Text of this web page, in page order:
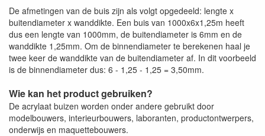
De afmetingen van de buis zijn als volgt opgedeeld: lengte x
buitendiameter x wanddikte. Een buis van 1000x6x1,25m heeft
dus een lengte van 1000mm, de buitendiameter is 6mm en de
wanddikte 1,25mm. Om de binnendiameter te berekenen haal je
twee keer de wanddikte van de buitendiameter af. In dit voorbeeld
is de binnendiameter dus: 6 - 1,25 - 1,25 = 3,50mm.
Wie kan het product gebruiken?
De acrylaat buizen worden onder andere gebruikt door
modelbouwers, interieurbouwers, laboranten, productontwerpers,
onderwijs en maquettebouwers.